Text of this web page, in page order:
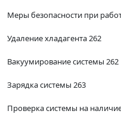
Меры безопасности при
Удаление хладагента 262
Вакуумирование системы 262
Зарядка системы 263
Проверка системы на